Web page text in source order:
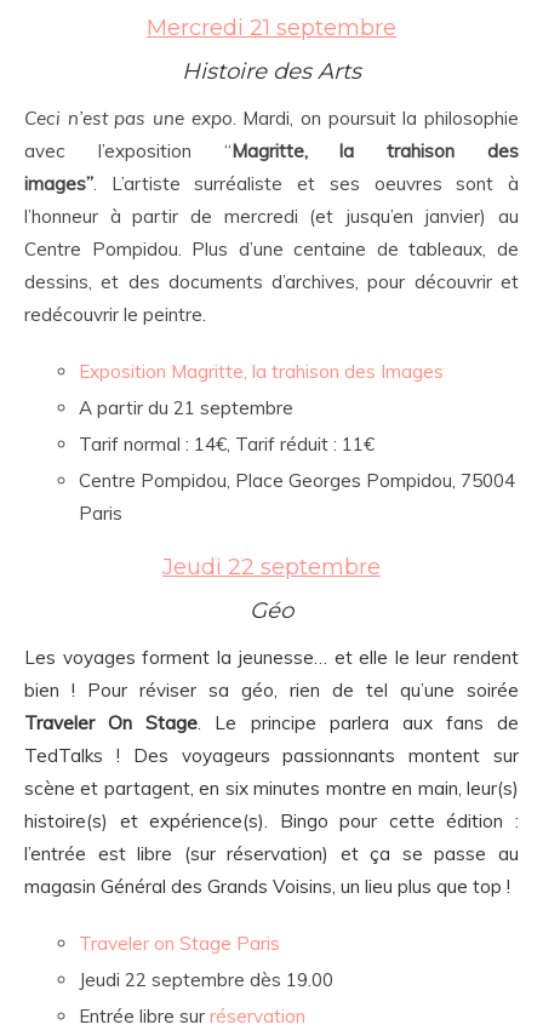
Mercredi 21 septembre
Histoire des Arts
Ceci n’est pas une expo . Mardi, on poursuit la philosophie
avec l’exposition “Magritte, la trahison des
images” . L’artiste surréaliste et ses oeuvres sont à
l’honneur à partir de mercredi (et jusqu’en janvier) au
Centre Pompidou. Plus d’une centaine de tableaux, de
dessins, et des documents d’archives, pour découvrir et
redécouvrir le peintre.
Exposition Magritte, la trahison des Images
A partir du 21 septembre
Tarif normal : 14€, Tarif réduit : 11€
Centre Pompidou, Place Georges Pompidou, 75004
Paris
Jeudi 22 septembre
Géo
Les voyages forment la jeunesse… et elle le leur rendent
bien ! Pour réviser sa géo, rien de tel qu’une soirée
Traveler On Stage . Le principe parlera aux fans de
TedTalks ! Des voyageurs passionnants montent sur
scène et partagent, en six minutes montre en main, leur(s)
histoire(s) et expérience(s). Bingo pour cette édition :
l’entrée est libre (sur réservation) et ça se passe au
magasin Général des Grands Voisins, un lieu plus que top !
Traveler on Stage Paris
Jeudi 22 septembre dès 19.00
Entrée libre sur réservation